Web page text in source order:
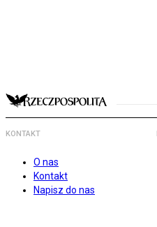
KONTAKT
O nas
Kontakt
Napisz do nas